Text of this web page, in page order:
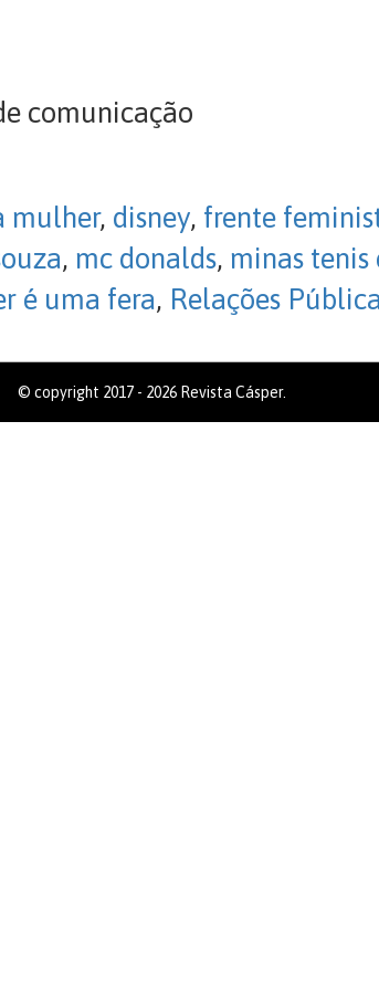
comunicação
mulher, disney, frente
, mc donalds, minas tenis
é uma fera, Relações
© copyright 2017 - 2026 Revista Cásper.